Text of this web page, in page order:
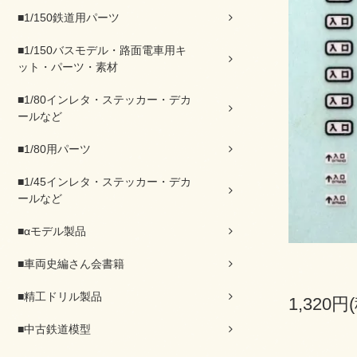
■1/150鉄道用パーツ
■1/150バスモデル・路面電車用キ
ット・パーツ・素材
■1/80インレタ・ステッカー・デカ
ールなど
■1/80用パーツ
■1/45インレタ・ステッカー・デカ
ールなど
■αモデル製品
■車両史編さん会書籍
■精工ドリル製品
■中古鉄道模型
1,320円